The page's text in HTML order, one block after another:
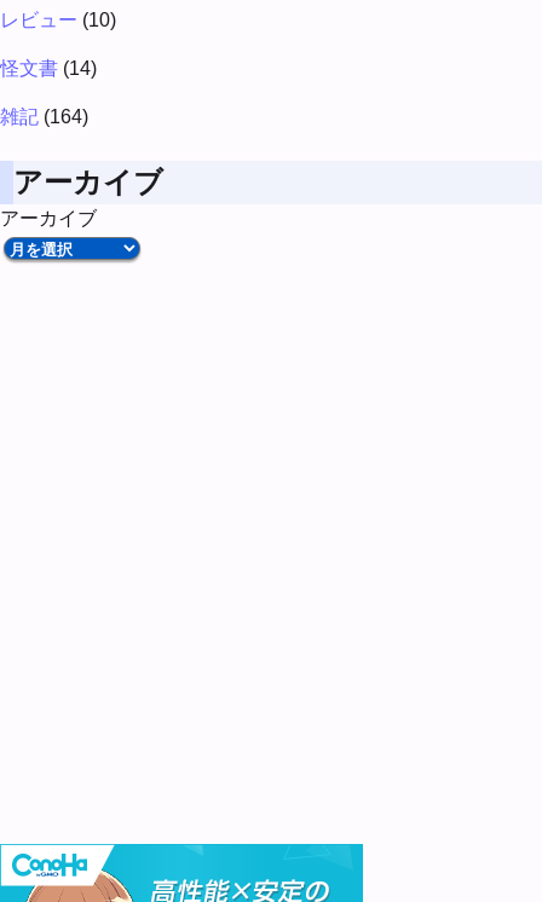
レビュー (10)
怪文書 (14)
雑記 (164)
アーカイブ
アーカイブ